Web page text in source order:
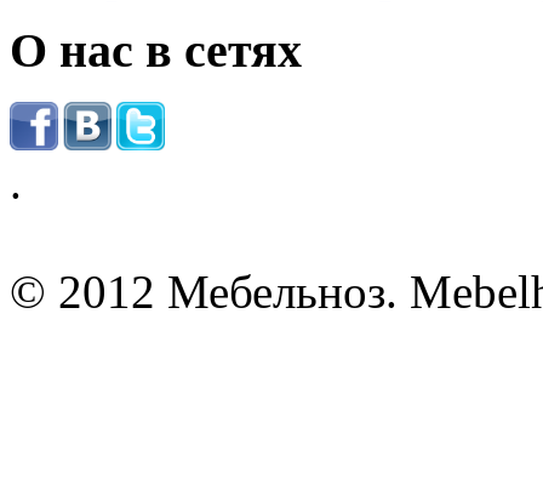
О нас в сетях
.
© 2012 Мебельноз.